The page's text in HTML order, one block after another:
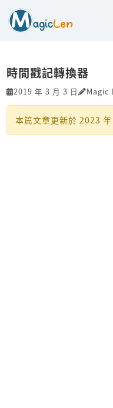
時間戳記轉換器
2019 年 3 月 3 日 Magic
本篇文章更新於 2023